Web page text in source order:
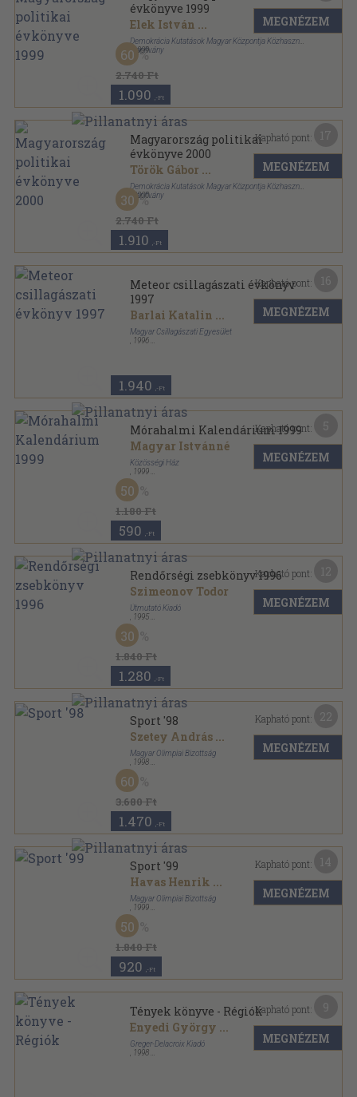
évkönyve 1999
Elek István ...
Demokrácia Kutatások Magyar Központja Közhasznú
Alapítvány
, 1999
Ragasztott papírkötés
Magyarország politikai évkönyve sorozat
2.740 Ft
60
1.090 ,-Ft
MEGNÉZEM
Magyarország politikai
évkönyve 2000
Török Gábor ...
Demokrácia Kutatások Magyar Központja Közhasznú
Alapítvány
, 2000
Ragasztott papírkötés
Magyarország politikai évkönyve sorozat
2.740 Ft
30
1.910 ,-Ft
Kapható pont:
MEGNÉZEM
Meteor csillagászati évkönyv
1997
Barlai Katalin ...
Magyar Csillagászati Egyesület
1996
1.940 ,-Ft
Kapható pont:
MEGNÉZEM
Mórahalmi Kalendárium 1999
Magyar Istvánné
Közösségi Ház
1999
Ragasztott papírkötés
Mórahalmi Kalendárium sorozat
1.180 Ft
50
590 ,-Ft
Kapható pont:
MEGNÉZEM
Rendőrségi zsebkönyv 1996
Szimeonov Todor
Útmutató Kiadó
1995
Fűzött keménykötés
Rendőrségi zsebkönyv sorozat
1.840 Ft
30
1.280 ,-Ft
Kapható pont:
MEGNÉZEM
Sport '98
Szetey András ...
Magyar Olimpiai Bizottság
1998
Fűzött kemény papírkötés
Sport sorozat
3.680 Ft
60
1.470 ,-Ft
Kapható pont:
MEGNÉZEM
Sport '99
Havas Henrik ...
Magyar Olimpiai Bizottság
1999
Fűzött kemény papírkötés
Sport sorozat
1.840 Ft
50
920 ,-Ft
Kapható pont:
MEGNÉZEM
Tények könyve - Régiók
Enyedi György ...
Greger-Delacroix Kiadó
1998
Kapható pont:
MEGNÉZEM